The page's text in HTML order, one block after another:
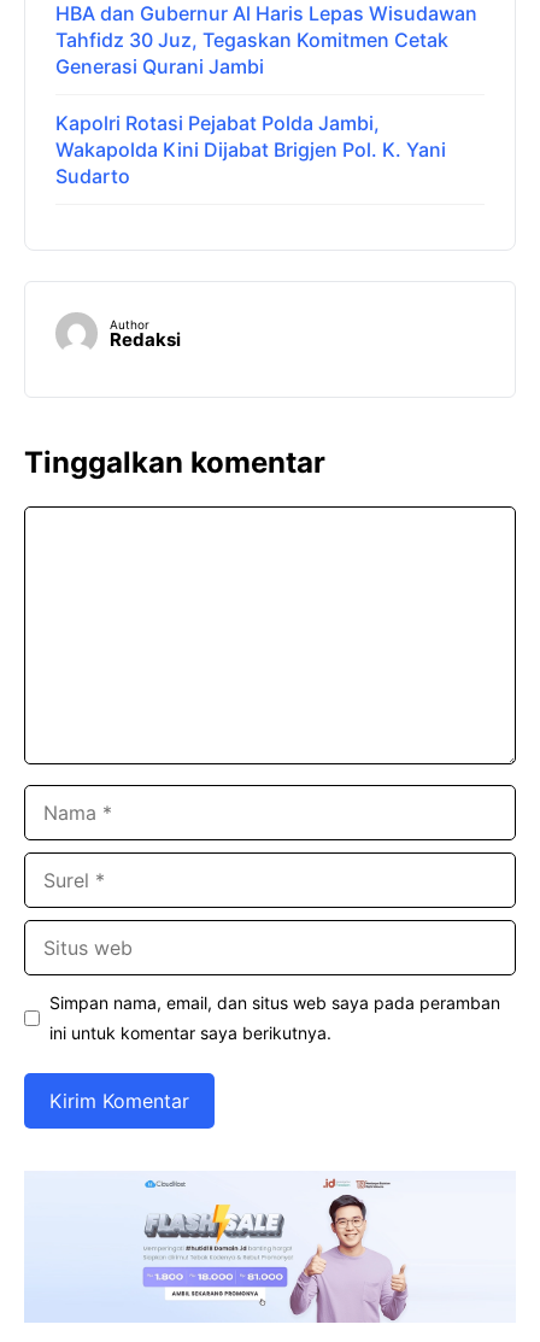
HBA dan Gubernur Al Haris Lepas Wisudawan
Tahfidz 30 Juz, Tegaskan Komitmen Cetak
Generasi Qurani Jambi
Kapolri Rotasi Pejabat Polda Jambi,
Wakapolda Kini Dijabat Brigjen Pol. K. Yani
Sudarto
Author
Redaksi
Tinggalkan komentar
Simpan nama, email, dan situs web saya pada peramban
ini untuk komentar saya berikutnya.